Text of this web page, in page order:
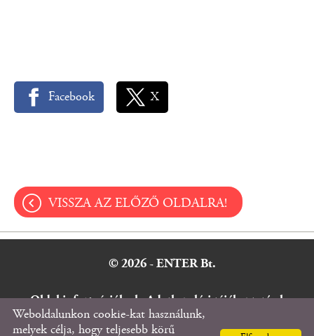
Facebook X
VISSZA AZ ELŐZŐ OLDALRA!
© 2026 - ENTER Bt.
Oldal információklAdatkezelési tájékoztatól
Impresszum
Weboldalunkon cookie-kat használunk,
melyek célja, hogy teljesebb körű